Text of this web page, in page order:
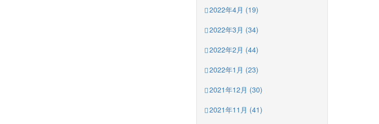
2022年4月 (19)
2022年3月 (34)
2022年2月 (44)
2022年1月 (23)
2021年12月 (30)
2021年11月 (41)